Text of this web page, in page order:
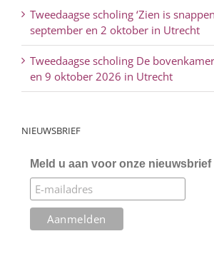
Tweedaagse scholing ‘Zien is
september en 2 oktober in Utrecht
Tweedaagse scholing De
en 9 oktober 2026 in Utrecht
NIEUWSBRIEF
Meld u aan voor onze nieuwsbrief